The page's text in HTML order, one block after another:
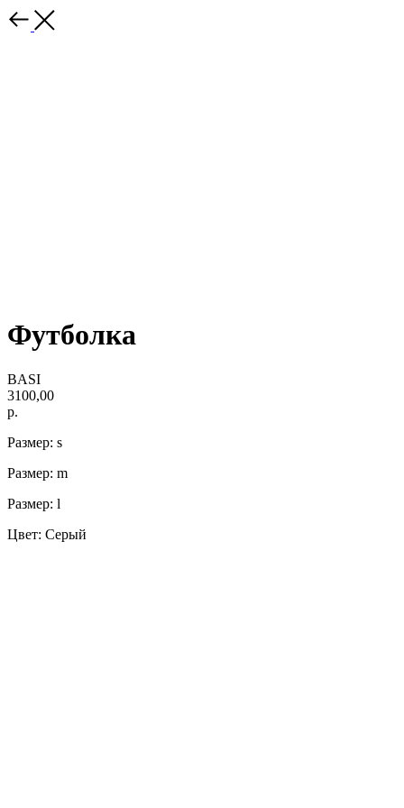
Футболка
BASI
3100,00
р.
Размер: s
Размер: m
Размер: l
Цвет: Серый